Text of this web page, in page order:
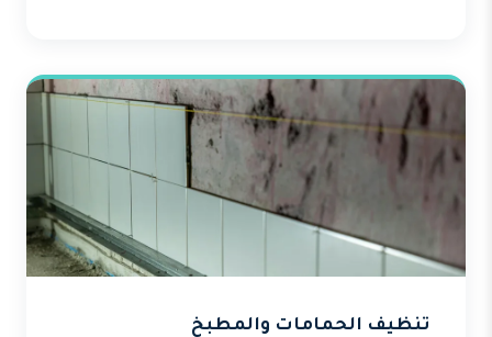
تنظيف الحمامات والمطبخ